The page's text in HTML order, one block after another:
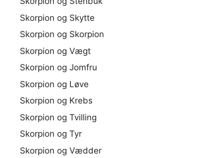
Skorpion og Skytte
Skorpion og Skorpion
Skorpion og Vægt
Skorpion og Jomfru
Skorpion og Løve
Skorpion og Krebs
Skorpion og Tvilling
Skorpion og Tyr
Skorpion og Vædder